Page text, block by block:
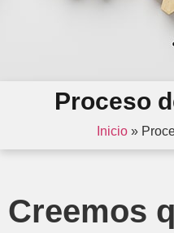
Proceso
Inicio»
Creemos